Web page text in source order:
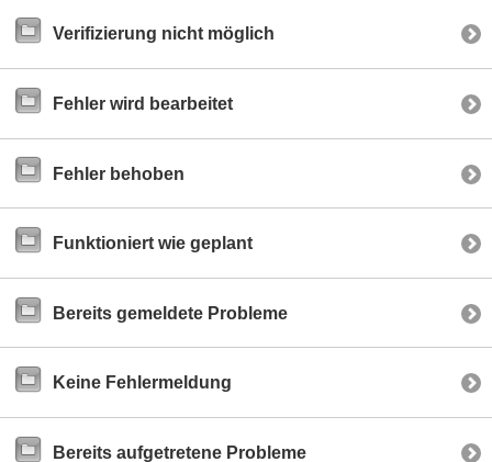
Verifizierung nicht möglich
Fehler wird bearbeitet
Fehler behoben
Funktioniert wie geplant
Bereits gemeldete Probleme
Keine Fehlermeldung
Bereits aufgetretene Probleme